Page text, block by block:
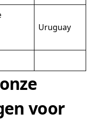
Uruguay
voor